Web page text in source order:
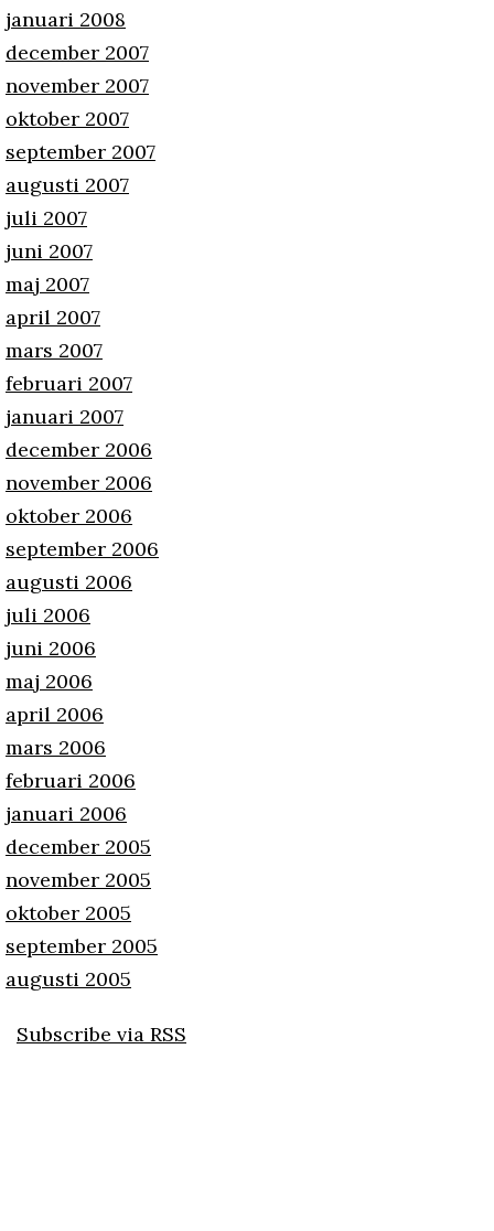
januari 2008
december 2007
november 2007
oktober 2007
september 2007
augusti 2007
juli 2007
juni 2007
maj 2007
april 2007
mars 2007
februari 2007
januari 2007
december 2006
november 2006
oktober 2006
september 2006
augusti 2006
juli 2006
juni 2006
maj 2006
april 2006
mars 2006
februari 2006
januari 2006
december 2005
november 2005
oktober 2005
september 2005
augusti 2005
Subscribe via RSS